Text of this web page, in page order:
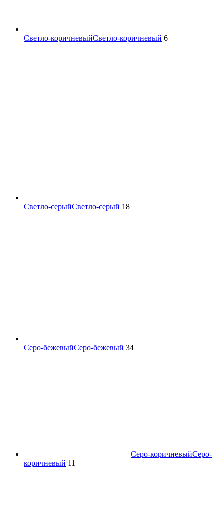
Светло-коричневыйСветло-коричневый 6
Светло-серыйСветло-серый 18
Серо-бежевыйСеро-бежевый 34
Серо-коричневыйСеро-
коричневый 11